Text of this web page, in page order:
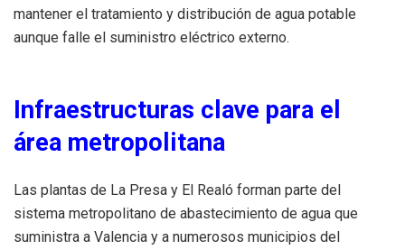
mantener el tratamiento y distribución de agua potable
aunque falle el suministro eléctrico externo.
Infraestructuras clave para el
área metropolitana
Las plantas de La Presa y El Realó forman parte del
sistema metropolitano de abastecimiento de agua que
suministra a Valencia y a numerosos municipios del